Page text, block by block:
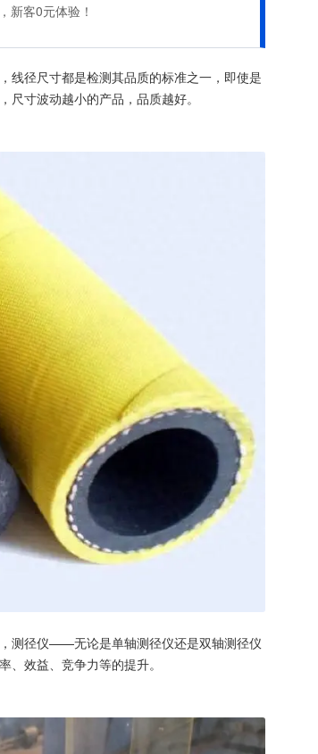
新客0元体验！
线径尺寸都是检测其品质的标准之一，即使是
寸波动越小的产品，品质越好。
测径仪——无论是单轴测径仪还是双轴测径仪
效益、竞争力等的提升。